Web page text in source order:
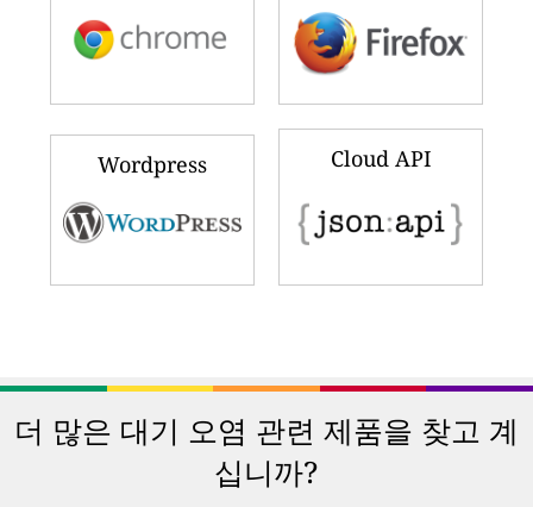
Wordpress Cloud API
더 많은 대기 오염 관련 제품을 찾고 계
십니까?